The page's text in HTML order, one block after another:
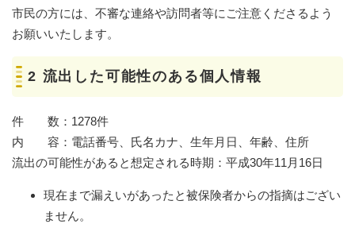
市民の方には、不審な連絡や訪問者等にご注意くださるよう
お願いいたします。
2 流出した可能性のある個人情報
件 数：1278件
内 容：電話番号、氏名カナ、生年月日、年齢、住所
流出の可能性があると想定される時期：平成30年11月16日
現在まで漏えいがあったと被保険者からの指摘はござい
ません。